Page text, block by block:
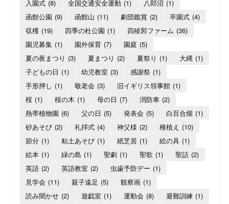
入園式 (8) 全国交通安全運動 (1) 八郎沼 (1)
函館公園 (9) 函館山 (11) 劇団鑑賞 (2) 卒園式 (4)
収穫 (19) 四季の杜公園 (1) 四稜郭ファーム (36)
園児募集 (1) 園外保育 (7) 園庭 (5)
夏の夜まつり (3) 夏まつり (2) 夏祭り (1) 大縄 (1)
子どもの日 (1) 幼児教室 (3) 感謝祭 (1)
手形押し (1) 敬老会 (3) 旧イギリス領事館 (1)
桜 (1) 桜の木 (1) 母の日 (7) 消防車 (2)
熱帯植物園 (6) 父の日 (5) 発表会 (5) 白百合畑 (1)
砂あそび (2) 礼拝式 (4) 神父様 (2) 種植え (10)
節分 (1) 粘土あそび (1) 紙芝居 (1) 絵の具 (1)
絵本 (1) 緑の島 (1) 聖劇 (1) 聖歌 (1) 聖話 (2)
英語 (2) 英語教室 (2) 虫歯予防デー (1)
見学会 (11) 親子遠足 (5) 観察画 (1)
読み聞かせ (2) 遊戯室 (1) 運動会 (8) 避難訓練 (1)